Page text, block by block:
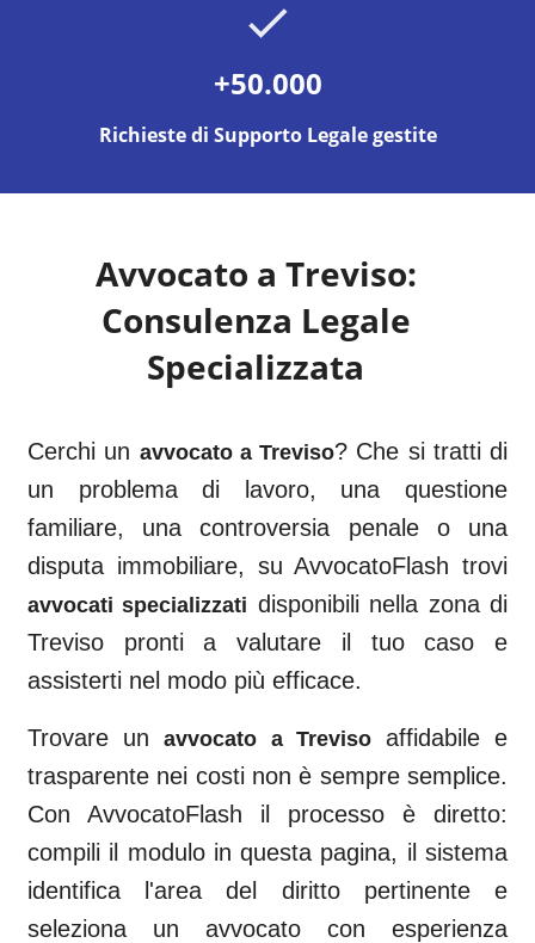
+50.000
Richieste di Supporto Legale gestite
Avvocato a Treviso:
Consulenza Legale
Specializzata
Cerchi un avvocato a Treviso? Che si tratti di
un problema di lavoro, una questione
familiare, una controversia penale o una
disputa immobiliare, su AvvocatoFlash trovi
avvocati specializzati disponibili nella zona di
Treviso pronti a valutare il tuo caso e
assisterti nel modo più efficace.
Trovare unavvocato a Treviso
affidabile e
trasparente nei costi non è sempre semplice.
Con AvvocatoFlash il processo è diretto:
compili il modulo in questa pagina, il sistema
identifica l'area del diritto pertinente e
seleziona un avvocato con esperienza